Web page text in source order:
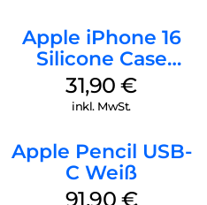
Apple iPhone 16
Silicone Case
MagSafe Fuchsia
31,90€
inkl. MwSt.
Apple Pencil USB-
C Weiß
91,90 €